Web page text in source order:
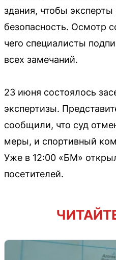
здания, чтобы
безопасность. Осмотр
чего специалисты
всех замечаний.
23 июня состоялось
экспертизы.
сообщили, что суд
меры, и спортивный
Уже в 12:00 «БМ»
посетителей.